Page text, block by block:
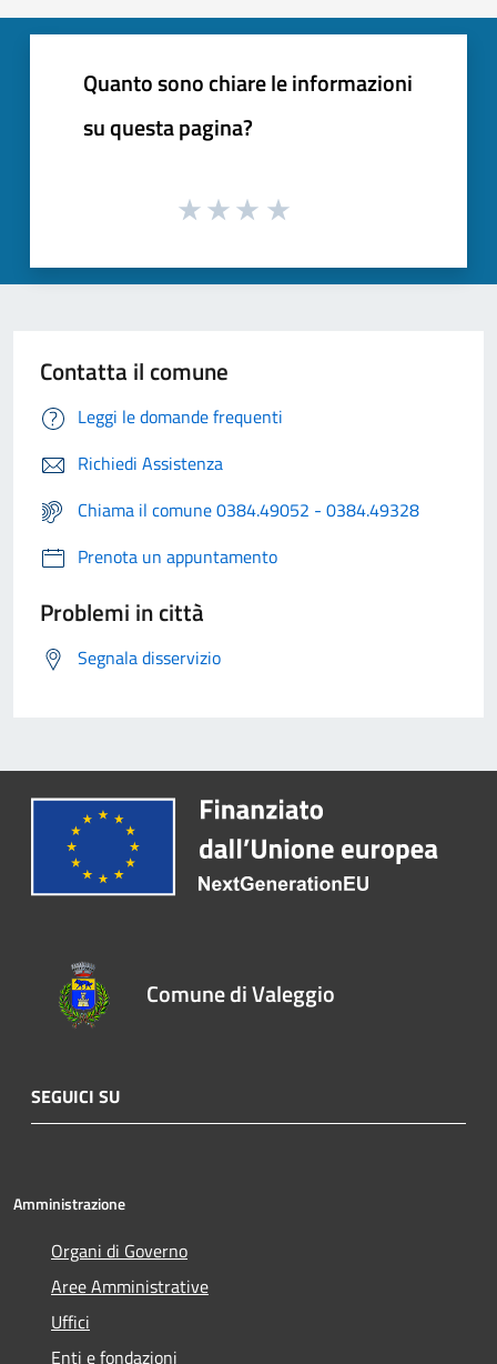
Quanto sono chiare le informazioni
su questa pagina?
Contatta il comune
Leggi le domande frequenti
Richiedi Assistenza
Chiama il comune 0384.49052 - 0384.49328
Prenota un appuntamento
Problemi in città
Segnala disservizio
Comune di Valeggio
SEGUICI SU
Amministrazione
Organi di Governo
Aree Amministrative
Uffici
Enti e fondazioni